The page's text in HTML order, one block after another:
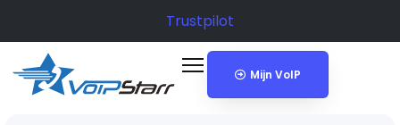
Trustpilot
Mijn VoIP